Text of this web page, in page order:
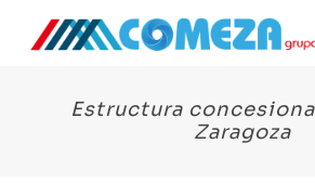
Estructura
Zaragoza